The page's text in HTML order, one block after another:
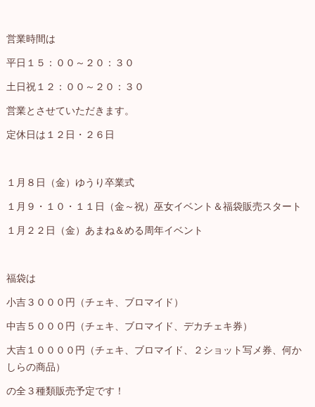
営業時間は
平日１５：００～２０：３０
土日祝１２：００～２０：３０
営業とさせていただきます。
定休日は１２日・２６日
１月８日（金）ゆうり卒業式
１月９・１０・１１日（金～祝）巫女イベント＆福袋販売スタート
１月２２日（金）あまね＆める周年イベント
福袋は
小吉３０００円（チェキ、ブロマイド）
中吉５０００円（チェキ、ブロマイド、デカチェキ券）
大吉１００００円（チェキ、ブロマイド、２ショット写メ券、何か
しらの商品）
の全３種類販売予定です！